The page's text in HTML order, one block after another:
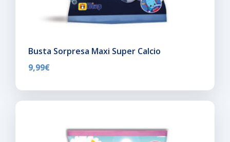
Busta Sorpresa Maxi Super Calcio
9,99€